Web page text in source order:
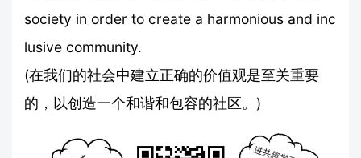
society in order to create a harmonious and inc
lusive community.
(在我们的社会中建立正确的价值观是至关重要
的，以创造一个和谐和包容的社区。)